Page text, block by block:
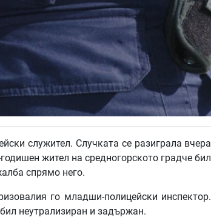
служител. Случката се разиграла вчера
жител на средногорското градче бил
спрямо него.
го младши-полицейски инспектор.
неутрализиран и задържан.